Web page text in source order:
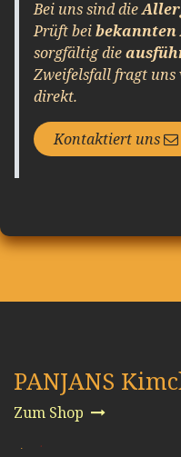
Bei uns sind die
Prüft bei
sorgfältig die
Zweifelsfall fragt uns
direkt.
Kontaktiert uns
PANJANS
Zum Shop